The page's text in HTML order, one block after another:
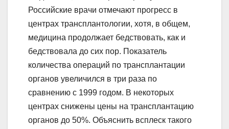
Российские врачи отмечают прогресс в
центрах трансплантологии, хотя, в общем,
медицина продолжает бедствовать, как и
бедствовала до сих пор. Показатель
количества операций по трансплантации
органов увеличился в три раза по
сравнению с 1999 годом. В некоторых
центрах снижены цены на трансплантацию
органов до 50%. Объяснить всплеск такого